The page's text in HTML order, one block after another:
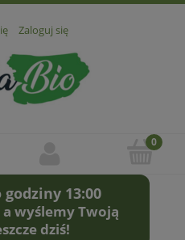
Zaloguj się
13:00
wyślemy Twoją
dziś!